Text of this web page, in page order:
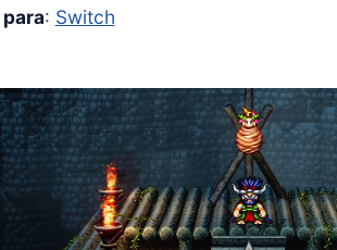
: Switch